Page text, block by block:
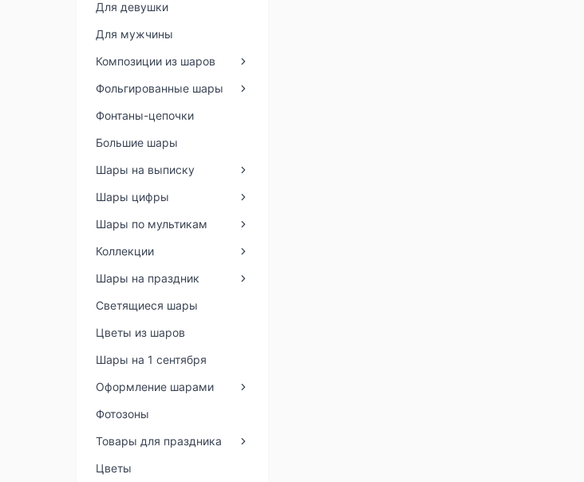
Для девушки
Для мужчины
Композиции из шаров
Фольгированные шары
Фонтаны-цепочки
Большие шары
Шары на выписку
Шары цифры
Шары по мультикам
Коллекции
Шары на праздник
Светящиеся шары
Цветы из шаров
Шары на 1 сентября
Оформление шарами
Фотозоны
Товары для праздника
Цветы